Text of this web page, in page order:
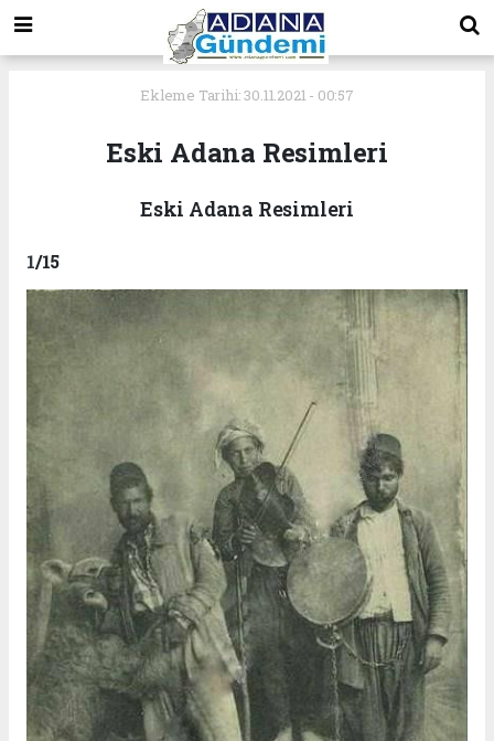
Ekleme Tarihi: 30.11.2021 - 00:57
Eski Adana Resimleri
Eski Adana Resimleri
1/15